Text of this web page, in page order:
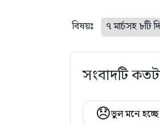
বিষয়ঃ ৭ মার্চসহ ৮টি
সংবাদটি
😞ভুল মনে হচ্ছে